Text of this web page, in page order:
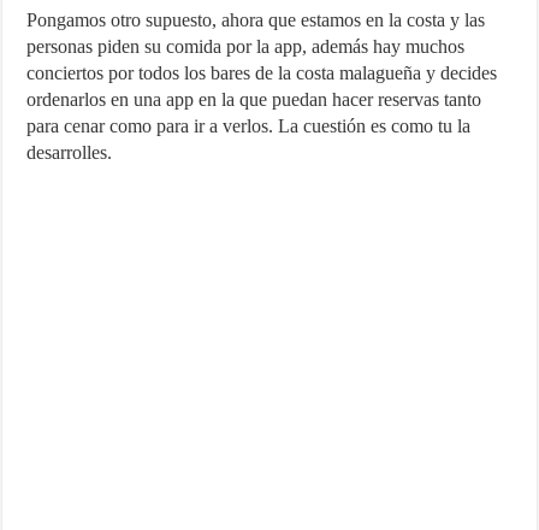
Pongamos otro supuesto, ahora que estamos en la costa y las
personas piden su comida por la app, además hay muchos
conciertos por todos los bares de la costa malagueña y decides
ordenarlos en una app en la que puedan hacer reservas tanto
para cenar como para ir a verlos. La cuestión es como tu la
desarrolles.